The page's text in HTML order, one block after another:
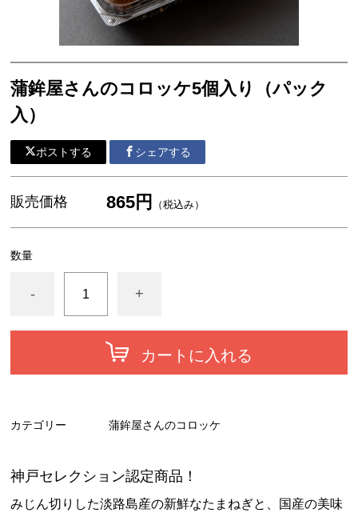
蒲鉾屋さんのコロッケ5個入り（パック
入）
ポストする シェアする
販売価格 865円 （税込み）
数量
- +
カートに入れる
カテゴリー 蒲鉾屋さんのコロッケ
神戸セレクション認定商品！
みじん切りした淡路島産の新鮮なたまねぎと、国産の美味